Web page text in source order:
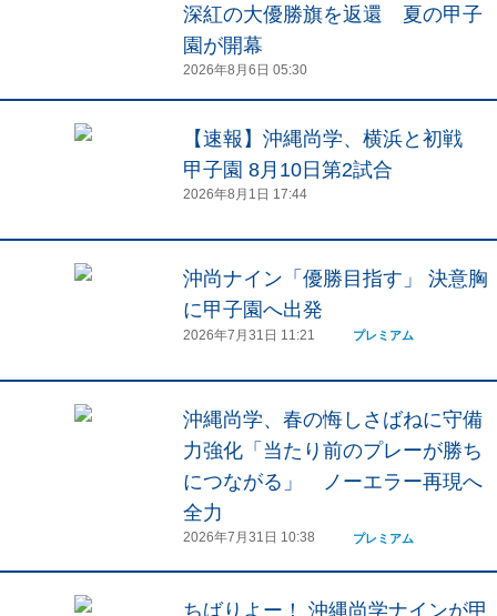
深紅の大優勝旗を返還 夏の甲子
園が開幕
2026年8月6日 05:30
【速報】沖縄尚学、横浜と初戦
甲子園 8月10日第2試合
2026年8月1日 17:44
沖尚ナイン「優勝目指す」 決意胸
に甲子園へ出発
2026年7月31日 11:21 プレミアム
沖縄尚学、春の悔しさばねに守備
力強化「当たり前のプレーが勝ち
につながる」 ノーエラー再現へ
全力
2026年7月31日 10:38 プレミアム
ちばりよー！ 沖縄尚学ナインが甲